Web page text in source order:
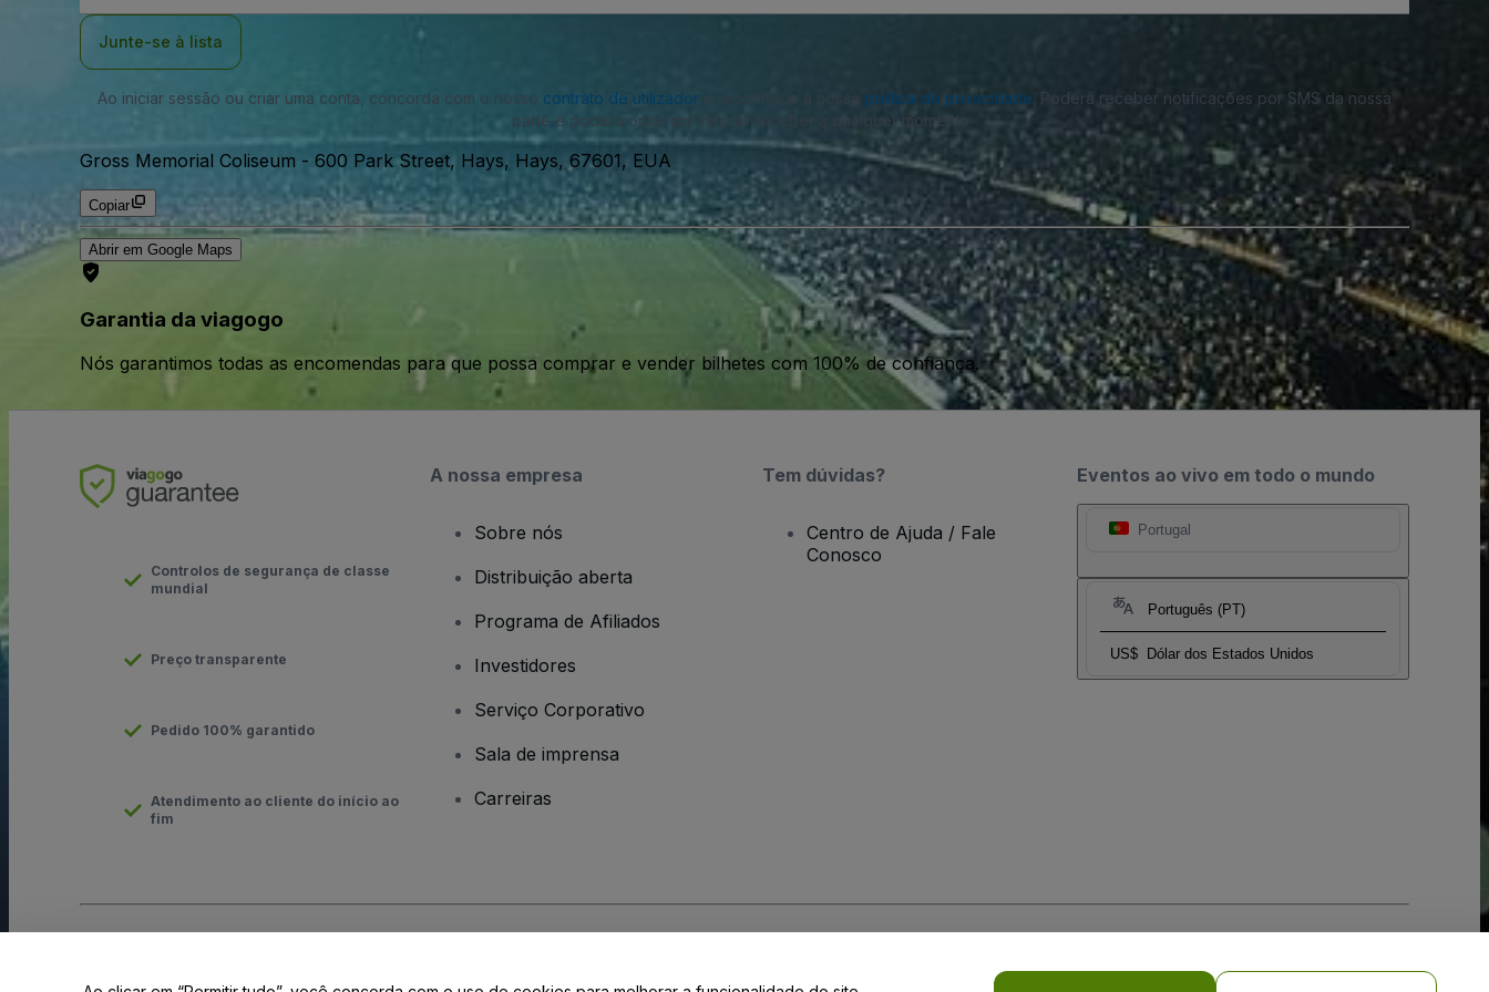
Junte-se à lista
Ao iniciar sessão ou criar uma conta, concorda com o nosso contrato de utilizador política de privacidade . Poderá receber notificações por SMS da nossa
parte e poderá optar por não as receber a qualquer momento.
Gross Memorial Coliseum - 600 Park Street, Hays, Hays, 67601, EUA
Copiar
Abrir em Google Maps
Garantia da viagogo
Nós garantimos todas as encomendas para que possa comprar e vender bilhetes com 100% de confiança.
Eventos ao vivo em todo o mundo
Portugal
Português (PT)
US$ Dólar dos Estados Unidos
Controlos de segurança de classe
mundial
Preço transparente
Pedido 100% garantido
Atendimento ao cliente do início ao
fim
A nossa empresa
Sobre nós
Distribuição aberta
Programa de Afiliados
Investidores
Serviço Corporativo
Sala de imprensa
Carreiras
Tem dúvidas?
Centro de Ajuda / Fale
Conosco